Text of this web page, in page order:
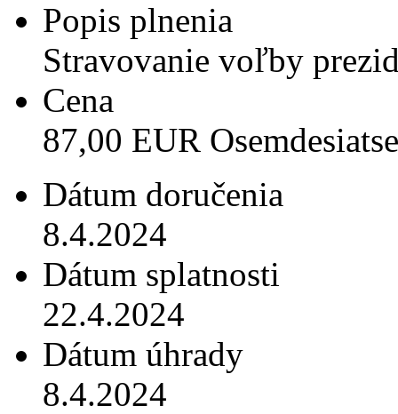
Popis plnenia
Stravovanie voľby
Cena
87,00 EUR
Dátum doručenia
8.4.2024
Dátum splatnosti
22.4.2024
Dátum úhrady
8.4.2024